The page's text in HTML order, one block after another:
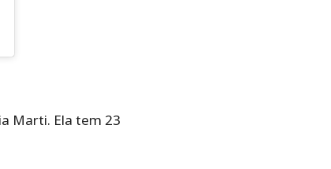
Marti. Ela tem 23